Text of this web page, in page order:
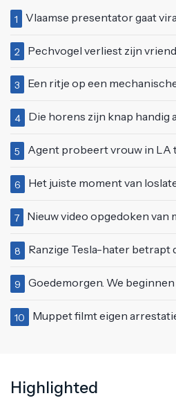
1 Vlaamse presentator gaat viraal door bizarre vertoning
2 Pechvogel verliest zijn vriendin én
3 Een ritje op een mechanische stier is
4 Die horens zijn knap handig
5 Agent probeert vrouw in LA te
6 Het juiste moment van
7 Nieuw video opgedoken van man die in
8 Ranzige Tesla-hater betrapt die Cybertruck
9 Goedemorgen. We beginnen de dag
10 Muppet filmt eigen arrestatie en denkt agenten te
Highlighted